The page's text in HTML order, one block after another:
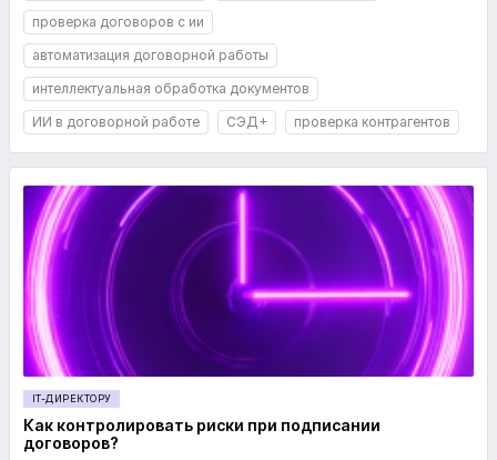
проверка договоров с ии
автоматизация договорной работы
интеллектуальная обработка документов
ИИ в договорной работе
СЭД+ проверка контрагентов
IT-ДИРЕКТОРУ
Как контролировать риски при подписании
договоров?